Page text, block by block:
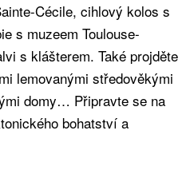
Cécile, cihlový kolos s
s muzeem Toulouse-
s klášterem. Také projděte
lemovanými středověkými
domy… Připravte se na
bohatství a